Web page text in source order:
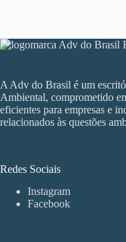
A Adv do Brasil é um
Ambiental, comprometido
eficientes para empresas e
relacionados às questões
Redes Sociais
Instagram
Facebook